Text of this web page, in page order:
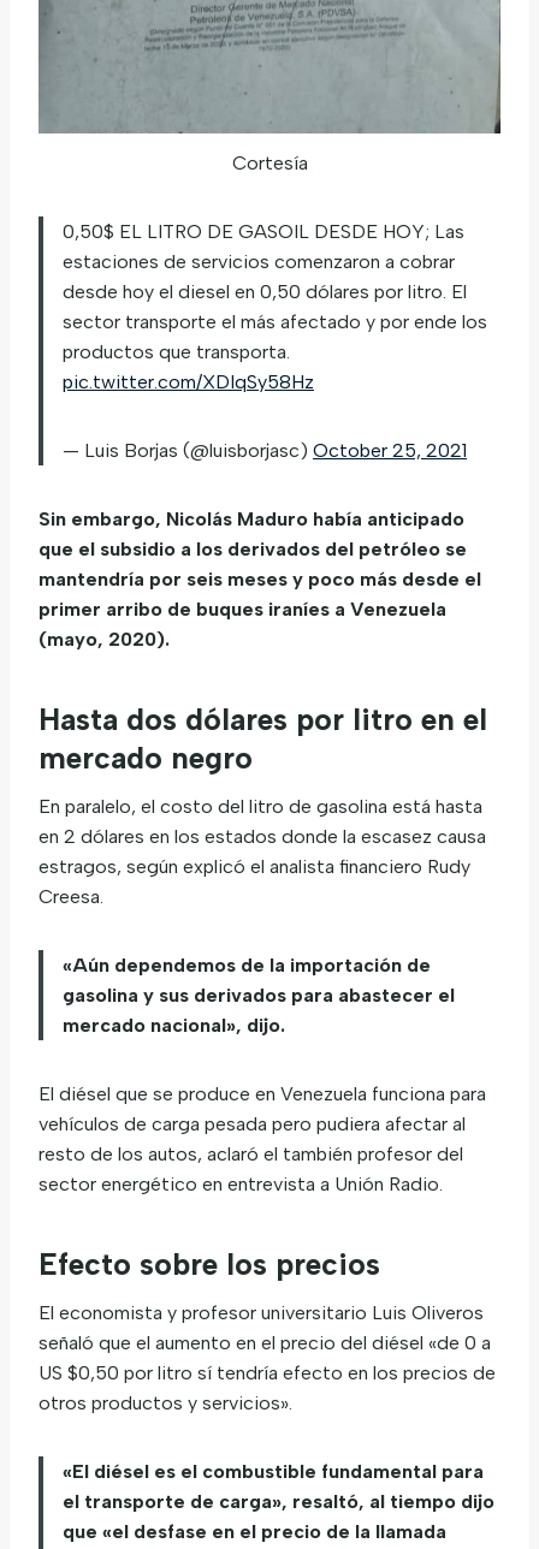
Cortesía
0,50$ EL LITRO DE GASOIL DESDE HOY; Las
estaciones de servicios comenzaron a cobrar
desde hoy el diesel en 0,50 dólares por litro. El
sector transporte el más afectado y por ende los
productos que transporta.
pic.twitter.com/XDIqSy58Hz
— Luis Borjas (@luisborjasc) October 25, 2021
Sin embargo, Nicolás Maduro había anticipado
que el subsidio a los derivados del petróleo se
mantendría por seis meses y poco más desde el
primer arribo de buques iraníes a Venezuela
(mayo, 2020).
Hasta dos dólares por litro en el
mercado negro
En paralelo, el costo del litro de gasolina está hasta
en 2 dólares en los estados donde la escasez causa
estragos, según explicó el analista financiero Rudy
Creesa.
«Aún dependemos de la importación de
gasolina y sus derivados para abastecer el
mercado nacional», dijo.
El diésel que se produce en Venezuela funciona para
vehículos de carga pesada pero pudiera afectar al
resto de los autos, aclaró el también profesor del
sector energético en entrevista a Unión Radio.
Efecto sobre los precios
El economista y profesor universitario Luis Oliveros
señaló que el aumento en el precio del diésel «de 0 a
US $0,50 por litro sí tendría efecto en los precios de
otros productos y servicios».
«El diésel es el combustible fundamental para
el transporte de carga», resaltó, al tiempo dijo
que «el desfase en el precio de la llamada